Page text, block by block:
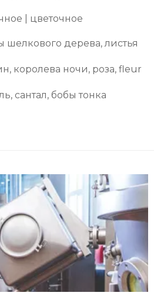
| цветочное
шелкового дерева,листья
королева ночи, роза, fleur
сантал, бобы тонка